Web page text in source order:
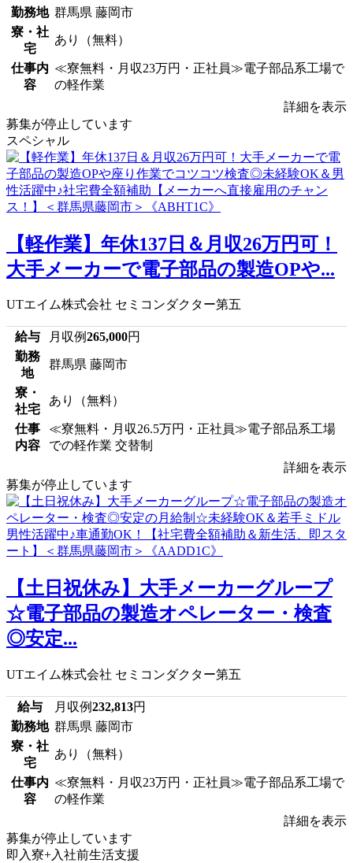
勤務地 群馬県 藤岡市
寮・社
宅
あり（無料）
仕事内
容
≪寮無料・月収23万円・正社員≫電子部品系工場で
の軽作業
詳細を表示
募集が停止しています
スペシャル
【軽作業】年休137日＆月収26万円可！
大手メーカーで電子部品の製造OPや...
UTエイム株式会社 セミコンダクター第五
給与 月収例265,000円
勤務
地
群馬県 藤岡市
寮・
社宅
あり（無料）
仕事
内容
≪寮無料・月収26.5万円・正社員≫電子部品系工場
での軽作業 交替制
詳細を表示
募集が停止しています
【土日祝休み】大手メーカーグループ
☆電子部品の製造オペレーター・検査
◎安定...
UTエイム株式会社 セミコンダクター第五
給与 月収例232,813円
勤務地 群馬県 藤岡市
寮・社
宅
あり（無料）
仕事内
容
≪寮無料・月収23万円・正社員≫電子部品系工場で
の軽作業
詳細を表示
募集が停止しています
即入寮+入社前生活支援